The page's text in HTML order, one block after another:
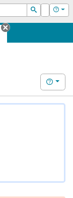
Suchen
Login Hilfe
Tab schließen
Hilfe